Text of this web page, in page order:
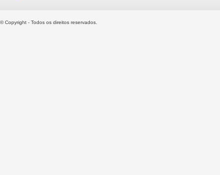
© Copyright - Todos os direitos reservados.